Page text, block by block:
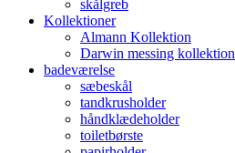
skålgreb
Kollektioner
Almann Kollektion
Darwin messing kollektion
badeværelse
sæbeskål
tandkrusholder
håndklædeholder
toiletbørste